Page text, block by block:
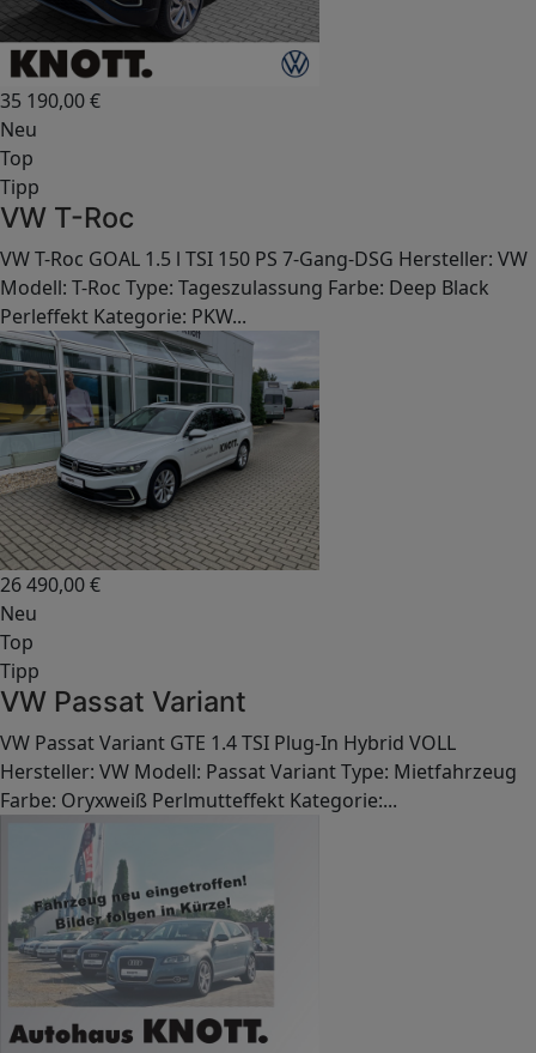
35 190,00€
Neu
Top
Tipp
VW T-Roc
VW T-Roc GOAL 1.5 l TSI 150 PS 7-Gang-DSG Hersteller: VW
Modell: T-Roc Type: Tageszulassung Farbe: Deep Black
Perleffekt Kategorie: PKW...
26 490,00€
Neu
Top
Tipp
VW Passat Variant
VW Passat Variant GTE 1.4 TSI Plug-In Hybrid VOLL
Hersteller: VW Modell: Passat Variant Type: Mietfahrzeug
Farbe: Oryxweiß Perlmutteffekt Kategorie:...